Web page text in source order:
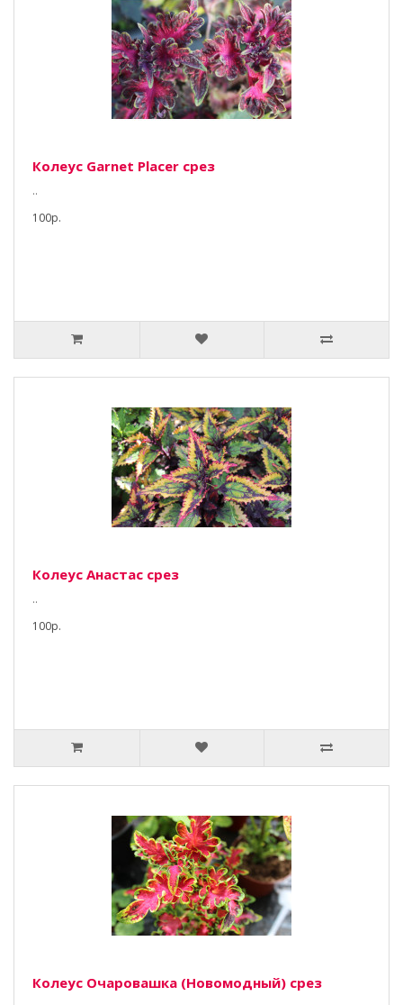
Колеус Garnet Placer срез
..
100р.
Колеус Анастас срез
..
100р.
Колеус Очаровашка (Новомодный) срез